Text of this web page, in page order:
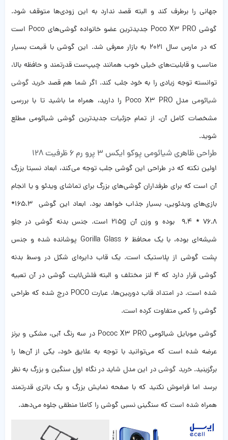
جهانی را برطرف کند و البته قصد ندارد به این زودی‌ها متوقف شود.
گوشی Poco X3 PRO جدیدترین عضو خانواده گوشی‌های Poco است
که در مارس سال 2021 به بازار معرفی شد. این گوشی با قیمت بسیار
مناسب و قابلیت‌های خیلی خوب همانند چیپ‌ست قدرتمند و حافظه بالا،
توانسته توجه زیادی را به خود جلب کند. اگر شما هم قصد خرید گوشی
شیائومی
مدل Poco X3 PRO را دارید، همراه ما باشید تا با بررسی
مشخصات کامل آن، از تمام جزئیات جدیدترین گوشی شیائومی مطلع
شوید.
طراحی ظاهری شیائومی پوکو ایکس 3 پرو رم 6 ظرفیت 128
اولین نکته که در طراحی این گوشی جلب توجه می‌کند، ابعاد نسبتا بزرگ
آن است که برای طرفداران گوشی‌های بزرگ برای تماشای ویدئو و یا انجام
بازی‌های ویدئویی، بسیار جذاب خواهد بود. ابعاد این گوشی 165.3*
76.8 * 9.4 بوده و وزن آن 215g است. جنس بدنه گوشی در جلو
شیشه‌ای بوده، با یک محافظ Gorilla Glass 6 پوشانده شده و جنس
پشت گوشی از پلاستیک است. یک قاب دایره‌ای شکل در وسط بدنه
گوشی قرار دارد که 4 لنز مختلف و البته فلش‌لایت گوشی در آن تعبیه
شده است. در امتداد قاب دوربین‌ها، عبارت POCO درج شده که طراحی
گوشی را کمی متفاوت کرده است.
گوشی موبایل شیائومی Pococ X3 PRO در سه رنگ آبی، مشکی و برنز
عرضه شده است که می‌توانید با توجه به علایق خود، یکی از آن‌ها را
برگزینید.خرید گوشیدر این مدل شاید در نگاه اول سنگین و بزرگ به نظر
برسد اما فراموش نکنید که با صفحه نمایش بزرگ و یک باتری قدرتمند
همراه شده است که سنگینی نسبی گوشی را کاملا منطقی جلوه می‌دهد.